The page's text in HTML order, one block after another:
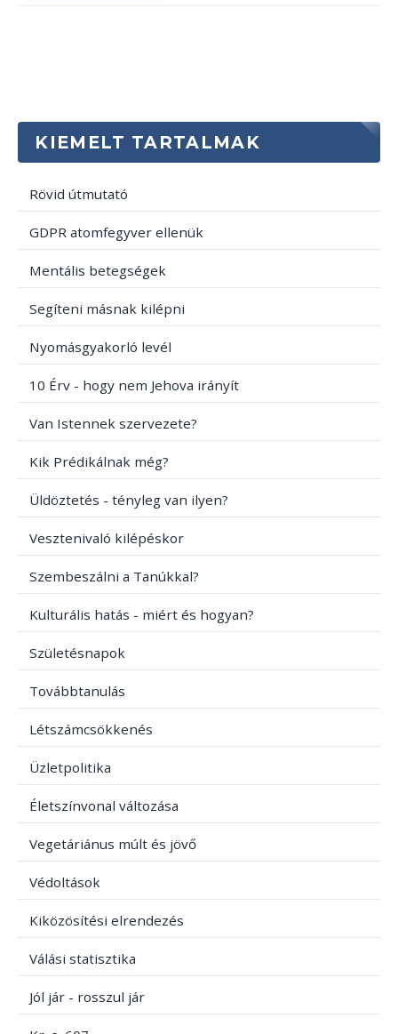
KIEMELT TARTALMAK
Rövid útmutató
GDPR atomfegyver ellenük
Mentális betegségek
Segíteni másnak kilépni
Nyomásgyakorló levél
10 Érv - hogy nem Jehova irányít
Van Istennek szervezete?
Kik Prédikálnak még?
Üldöztetés - tényleg van ilyen?
Vesztenivaló kilépéskor
Szembeszálni a Tanúkkal?
Kulturális hatás - miért és hogyan?
Születésnapok
Továbbtanulás
Létszámcsökkenés
Üzletpolitika
Életszínvonal változása
Vegetáriánus múlt és jövő
Védoltások
Kiközösítési elrendezés
Válási statisztika
Jól jár - rosszul jár